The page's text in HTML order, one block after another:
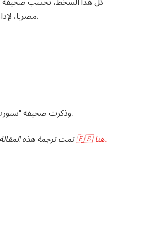
مصريا، لإدارة مباراة المغرب والكاميرون، لكنه غيره فيما بعد إلى دهان بيضة، حكما موريتانيا.
وذكرت صحيفة “سبورت نيوز أفريكا” أن الجامعة الملكية المغربية لكرة القدم انزعجت من الاختيار الأولي.
تمت ترجمة هذه المقالة
يمكنك قراءة النسخة الأصلية في 🇪🇸 هنا.